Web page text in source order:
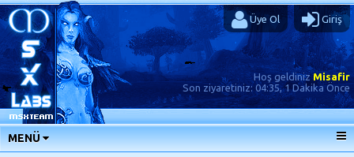
Üye Ol Giriş
Hoş geldinizMisafir
Son ziyaretiniz: 04:35, 1 Dakika Önce
MENÜ